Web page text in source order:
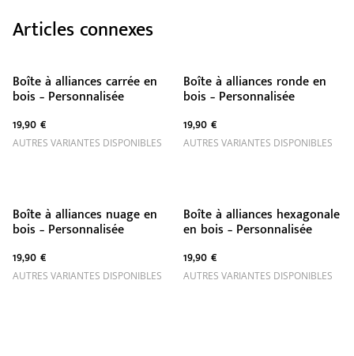
Articles connexes
Boîte à alliances carrée en
bois – Personnalisée
19,90 €
AUTRES VARIANTES DISPONIBLES
Boîte à alliances ronde en
bois – Personnalisée
19,90 €
AUTRES VARIANTES DISPONIBLES
Boîte à alliances nuage en
bois – Personnalisée
19,90 €
AUTRES VARIANTES DISPONIBLES
Boîte à alliances hexagonale
en bois – Personnalisée
19,90 €
AUTRES VARIANTES DISPONIBLES